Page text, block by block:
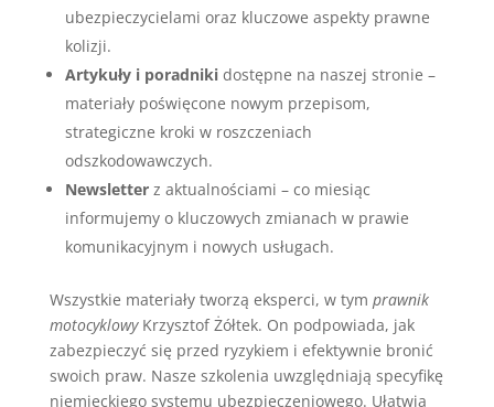
ubezpieczycielami oraz kluczowe aspekty prawne
kolizji.
Artykuły i poradnikidostępne na naszej stronie –
materiały poświęcone nowym przepisom,
strategiczne kroki w roszczeniach
odszkodowawczych.
Newsletterz aktualnościami – co miesiąc
informujemy o kluczowych zmianach w prawie
komunikacyjnym i nowych usługach.
Wszystkie materiały tworzą eksperci, w tym prawnik
motocyklowyKrzysztof Żółtek. On podpowiada, jak
zabezpieczyć się przed ryzykiem i efektywnie bronić
swoich praw. Nasze szkolenia uwzględniają specyfikę
niemieckiego systemu ubezpieczeniowego. Ułatwia